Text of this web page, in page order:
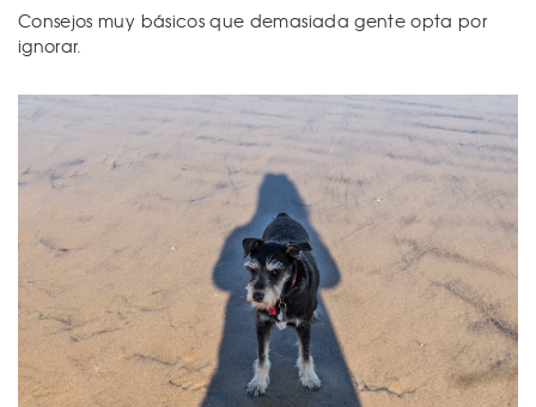
Consejos muy básicos que demasiada gente opta por
ignorar.